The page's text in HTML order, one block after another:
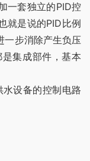
一套独立的PID控
就是说的PID比例
一步消除产生负压
集成部件，基本